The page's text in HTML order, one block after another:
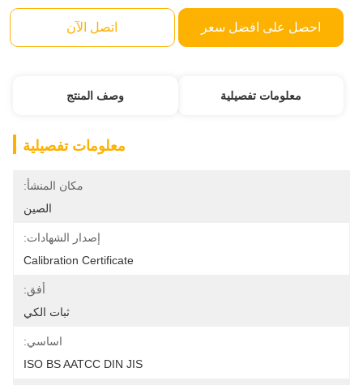
احصل على افضل سعر اتصل الآن
معلومات تفصيلية وصف المنتج
معلومات تفصيلية
مكان المنشأ:
الصين
إصدار الشهادات:
Calibration Certificate
أفق:
ثبات الكي
اساسي:
ISO BS AATCC DIN JIS